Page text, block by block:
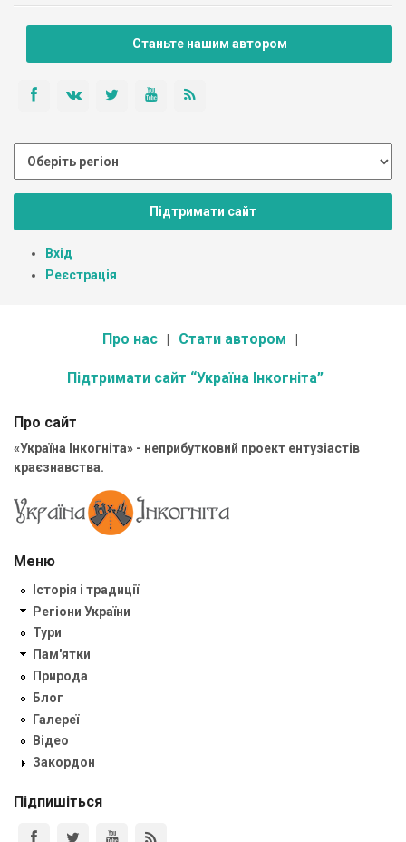
Станьте нашим автором
Підтримати сайт
Вхід
Реєстрація
Про нас Стати автором
Підтримати сайт “Україна Інкогніта”
Про сайт
«Україна Інкогніта» - неприбутковий проект ентузіастів
краєзнавства.
Меню
Історія і традиції
Регіони України
Тури
Пам'ятки
Природа
Блог
Галереї
Відео
Закордон
Підпишіться